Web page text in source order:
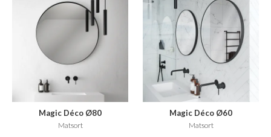
Magic Déco Ø80
Matsort
Magic Déco Ø60
Matsort